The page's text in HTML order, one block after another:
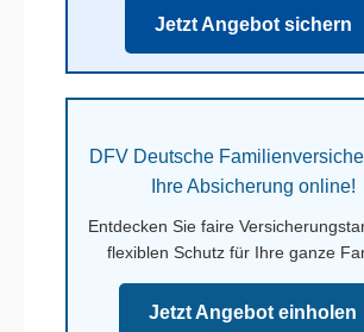
Jetzt Angebot sichern
DFV Deutsche
Ihre Absicherung online!
Entdecken Sie faire
flexiblen Schutz für Ihre ganze
Jetzt Angebot einholen